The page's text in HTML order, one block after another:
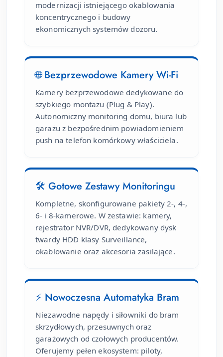
modernizacji istniejącego okablowania
koncentrycznego i budowy
ekonomicznych systemów dozoru.
🌐 Bezprzewodowe Kamery Wi-Fi
Kamery bezprzewodowe dedykowane do
szybkiego montażu (Plug & Play).
Autonomiczny monitoring domu, biura lub
garażu z bezpośrednim powiadomieniem
push na telefon komórkowy właściciela.
🛠 Gotowe Zestawy Monitoringu
Kompletne, skonfigurowane pakiety 2-, 4-,
6- i 8-kamerowe. W zestawie: kamery,
rejestrator NVR/DVR, dedykowany dysk
twardy HDD klasy Surveillance,
okablowanie oraz akcesoria zasilające.
⚡ Nowoczesna Automatyka Bram
Niezawodne napędy i siłowniki do bram
skrzydłowych, przesuwnych oraz
garażowych od czołowych producentów.
Oferujemy pełen ekosystem: piloty,